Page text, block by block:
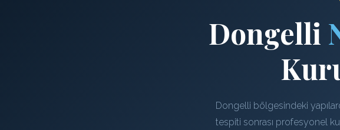
Dongelli
Dongelli bölgesindeki
tespiti sonrası profesyonel